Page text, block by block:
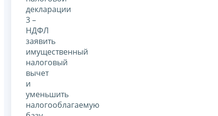
декларации
3 –
НДФЛ
заявить
имущественный
налоговый
вычет
и
уменьшить
налогооблагаемую